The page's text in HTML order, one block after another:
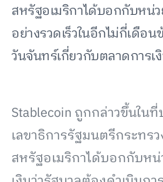
สหรัฐอเมริกาได้บอกกับหน่
อย่างรวดเร็วในอีกไม่กี่เดือ
วันจันทร์เกี่ยวกับตลาดการเ
Stablecoin ถูกกล่าวขึ้นใน
เลขาธิการรัฐมนตรีกระทร
สหรัฐอเมริกาได้บอกกับห